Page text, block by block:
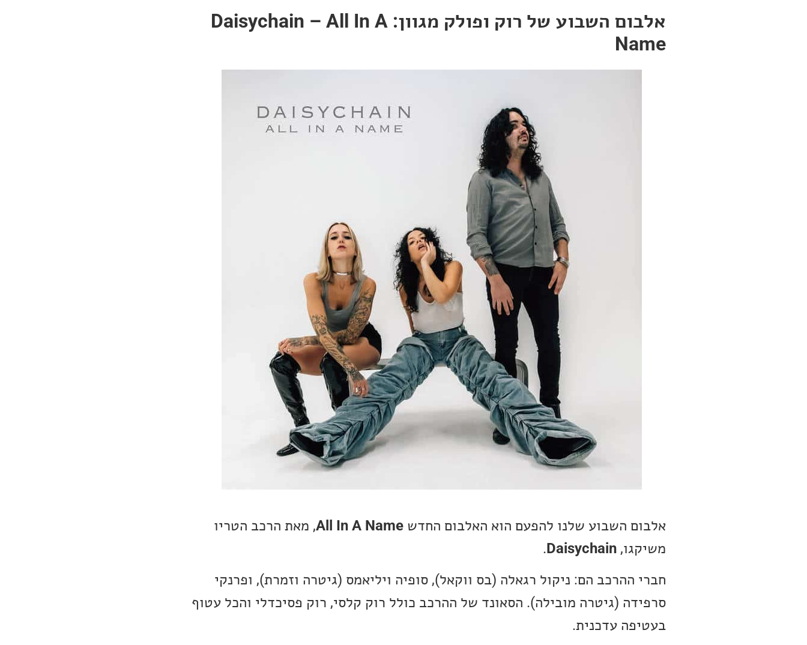
אלבום השבוע של רוק ופולק מגוון: Daisychain – All In A
Name
אלבום השבוע שלנו להפעם הוא האלבום החדשAll In A Name, מאת הרכב הטריו
משיקגו,Daisychain
.
חברי ההרכב הם: ניקול רגאלה (בס ווקאל), סופיה ויליאמס (גיטרה וזמרת), ופרנקי
סרפידה (גיטרה מובילה). הסאונד של ההרכב כולל רוק קלסי, רוק פסיכדלי והכל עטוף
בעטיפה עדכנית.